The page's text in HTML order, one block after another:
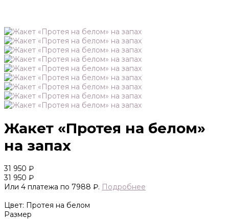
Жакет «Протея на белом»
на запах
31 950 ₽
31 950 ₽
Или 4 платежа по 7988 ₽. Подробнее
Цвет: Протея на белом
Размер